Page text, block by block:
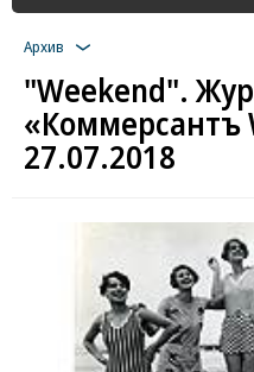
Архив
"Weekend".
«Коммерсантъ
27.07.2018